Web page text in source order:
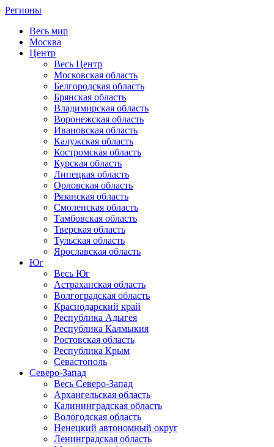
Регионы
Весь мир
Москва
Центр
Весь Центр
Московская область
Белгородская область
Брянская область
Владимирская область
Воронежская область
Ивановская область
Калужская область
Костромская область
Курская область
Липецкая область
Орловская область
Рязанская область
Смоленская область
Тамбовская область
Тверская область
Тульская область
Ярославская область
Юг
Весь Юг
Астраханская область
Волгоградская область
Краснодарский край
Республика Адыгея
Республика Калмыкия
Ростовская область
Республика Крым
Севастополь
Северо-Запад
Весь Северо-Запад
Архангельская область
Калининградская область
Вологодская область
Ненецкий автономный округ
Ленинградская область